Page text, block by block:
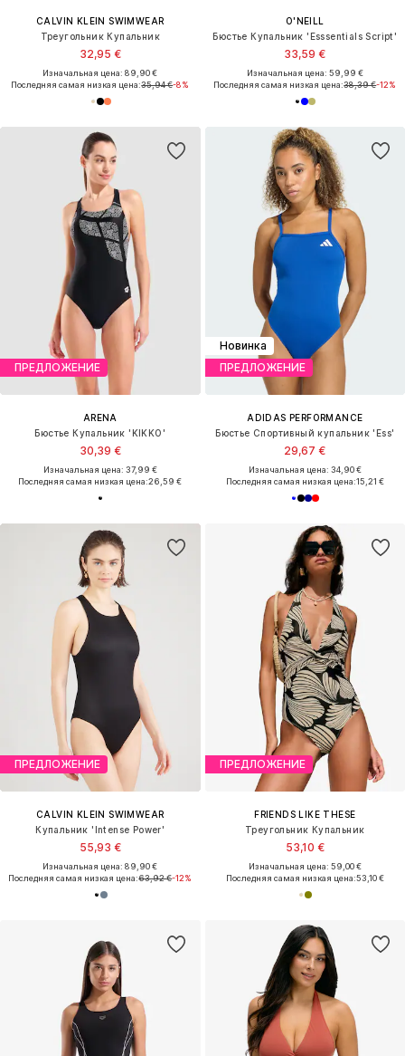
CALVIN KLEIN SWIMWEAR
Треугольник Купальник
32,95 €
Изначальная цена: 89,90 €
Последняя самая низкая цена:35,94 €-8%
O'NEILL
Бюстье Купальник 'Esssentials Script'
33,59 €
Изначальная цена: 59,99 €
Последняя самая низкая цена:38,39 €-12%
ПРЕДЛОЖЕНИЕ
ARENA
Бюстье Купальник 'KIKKO'
30,39 €
Изначальная цена: 37,99 €
Последняя самая низкая цена:26,59 €
Новинка
ПРЕДЛОЖЕНИЕ
ADIDAS PERFORMANCE
Бюстье Спортивный купальник 'Ess'
29,67 €
Изначальная цена: 34,90 €
Последняя самая низкая цена:15,21 €
ПРЕДЛОЖЕНИЕ
CALVIN KLEIN SWIMWEAR
Купальник 'Intense Power'
55,93 €
Изначальная цена: 89,90 €
Последняя самая низкая цена:63,92 €-12%
ПРЕДЛОЖЕНИЕ
FRIENDS LIKE THESE
Треугольник Купальник
53,10 €
Изначальная цена: 59,00 €
Последняя самая низкая цена:53,10 €